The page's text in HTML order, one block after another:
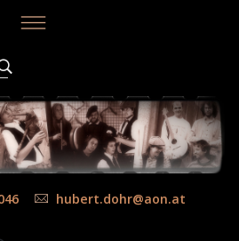
hubert.dohr@aon.at